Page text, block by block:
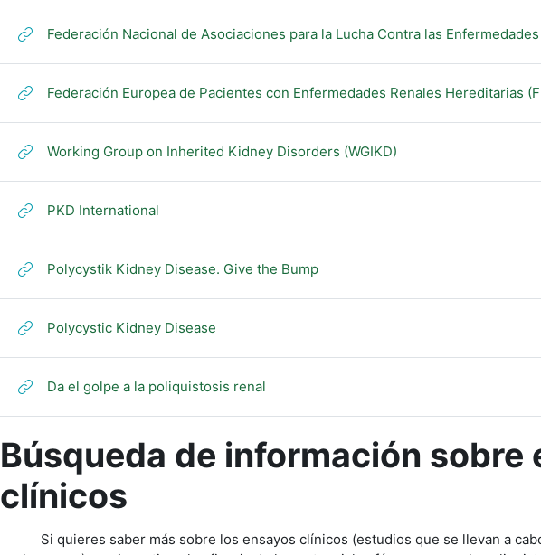
Federación Nacional de Asociaciones para la Lucha Contra las Enfermedades
Federación Europea de Pacientes con Enfermedades Renales Hereditarias
Working Group on Inherited Kidney Disorders (WGIKD)URL
PKD InternationalURL
Polycystik Kidney Disease. Give the BumpURL
Polycystic Kidney DiseaseURL
Da el golpe a la poliquistosis renalURL
Búsqueda de información sobre
clínicos
Si quieres saber más sobre los ensayos clínicos (estudios que se llevan a